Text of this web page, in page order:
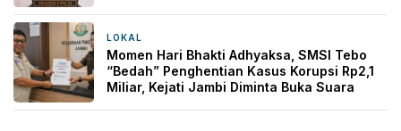
LOKAL
Momen Hari Bhakti Adhyaksa, SMSI Tebo
“Bedah” Penghentian Kasus Korupsi Rp2,1
Miliar, Kejati Jambi Diminta Buka Suara